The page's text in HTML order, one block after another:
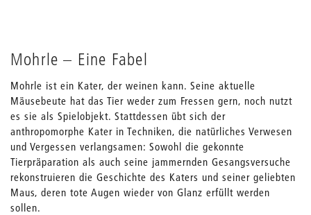
Mohrle – Eine Fabel
Mohrle ist ein Kater, der weinen kann. Seine aktuelle
Mäusebeute hat das Tier weder zum Fressen gern, noch nutzt
es sie als Spielobjekt. Stattdessen übt sich der
anthropomorphe Kater in Techniken, die natürliches Verwesen
und Vergessen verlangsamen: Sowohl die gekonnte
Tierpräparation als auch seine jammernden Gesangsversuche
rekonstruieren die Geschichte des Katers und seiner geliebten
Maus, deren tote Augen wieder von Glanz erfüllt werden
sollen.